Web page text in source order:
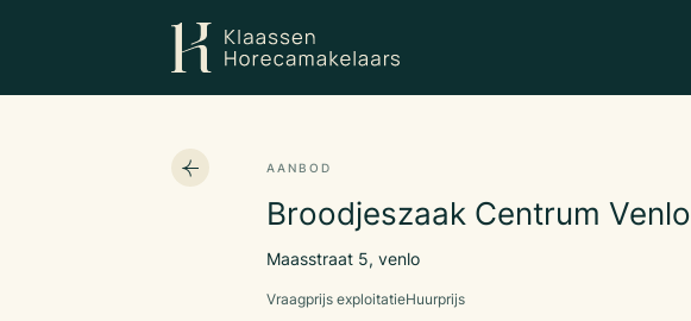
AANBOD
Broodjeszaak Centrum Venlo
Maasstraat 5, venlo
Vraagprijs exploitatieHuurprijs